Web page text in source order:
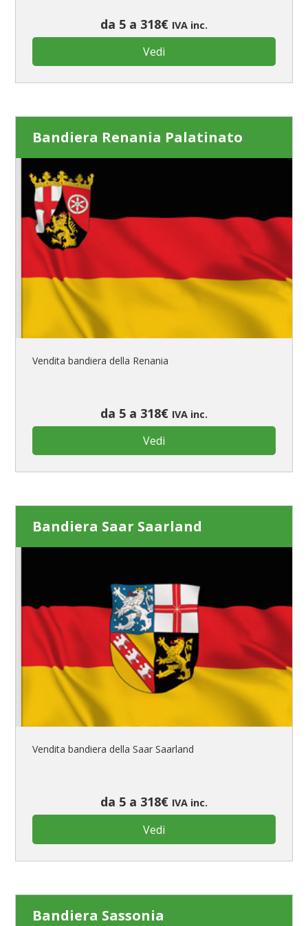
da 5 a 318€ IVA inc.
Vedi
Bandiera Renania Palatinato
Vendita bandiera della Renania
da 5 a 318€ IVA inc.
Vedi
Bandiera Saar Saarland
Vendita bandiera della Saar Saarland
da 5 a 318€ IVA inc.
Vedi
Bandiera Sassonia